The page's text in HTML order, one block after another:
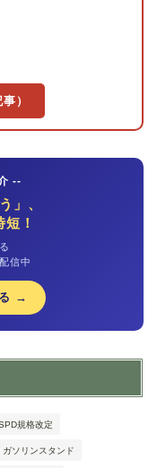
）
--
」、
！
信中
→
規格改定
ガソリンスタンド